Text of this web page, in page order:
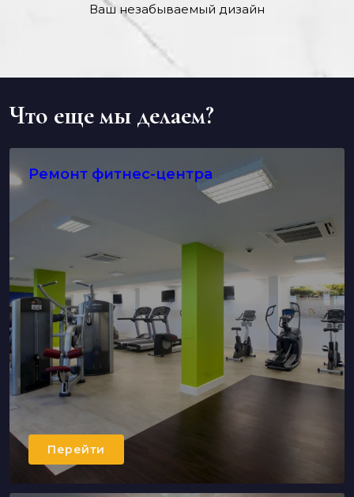
Ваш незабываемый дизайн
Что еще мы делаем?
Ремонт фитнес-центра
Перейти